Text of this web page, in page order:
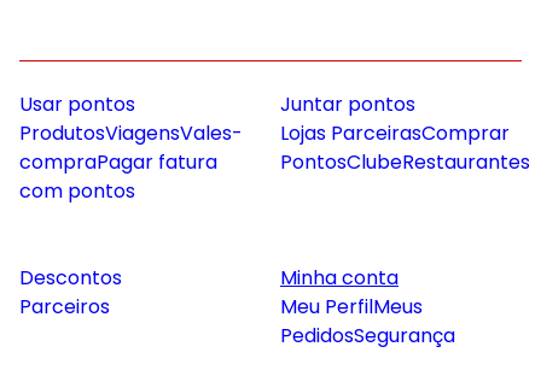
Usar pontos
ProdutosViagensVales-
compraPagar fatura
com pontos
Juntar pontos
Lojas ParceirasComprar
PontosClubeRestaurantes
Descontos
Parceiros
Minha conta
Meu PerfilMeus
PedidosSegurança